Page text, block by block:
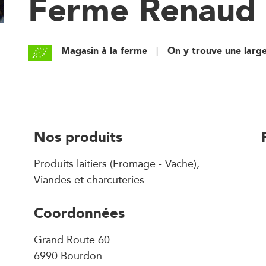
Magasin à la ferme On y trouve une
Nos produits
Produits laitiers (Fromage - Vache),
Viandes et charcuteries
Coordonnées
Grand Route 60
6990 Bourdon